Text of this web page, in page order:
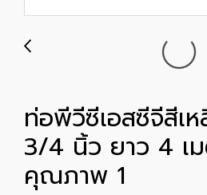
ท่อพีวีซีเอสซีจีสีเ
3/4 นิ้ว ยาว 4 เ
คุณภาพ 1